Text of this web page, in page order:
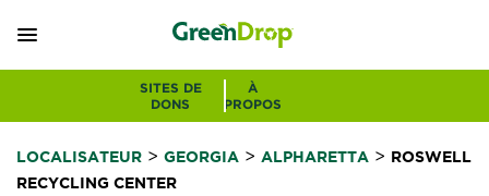
SITES DE
DONS
À
PROPOS
LOCALISATEUR > GEORGIA > ALPHARETTA > ROSWELL
RECYCLING CENTER